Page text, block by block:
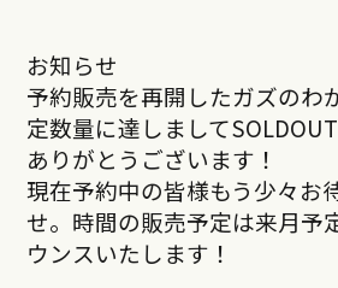
お知らせ
予約販売を再開したガズのわ
定数量に達しまして
ありがとうございます！
現在予約中の皆様もう少々お
せ。時間の販売予定は来月予
ウンスいたします！